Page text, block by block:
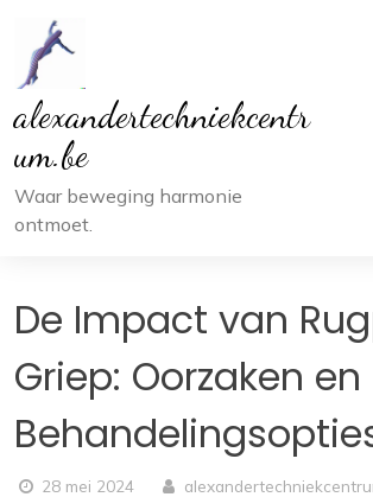
inhoud
alexandertechniekcentr
um.be
Waar beweging harmonie
ontmoet.
De Impact van
Griep: Oorzaken en
28 mei 2024